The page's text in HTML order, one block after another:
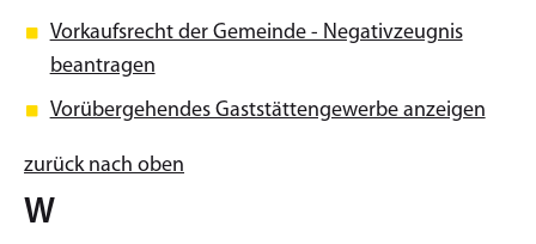
Vorkaufsrecht der Gemeinde - Negativzeugnis
beantragen
Vorübergehendes Gaststättengewerbe anzeigen
zurück nach oben
W